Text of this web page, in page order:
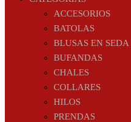
ACCESORIOS
BATOLAS
BLUSAS EN SEDA
BUFANDAS
CHALES
COLLARES
HILOS
PRENDAS